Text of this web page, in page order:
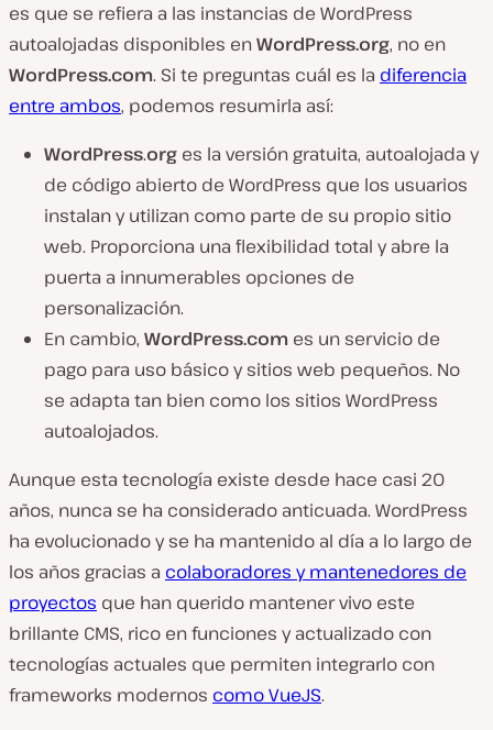
es que se refiera a las instancias de WordPress
autoalojadas disponibles enWordPress.org, no en
WordPress.com. Si te preguntas cuál es la diferencia
entre ambos, podemos resumirla así:
WordPress.org es la versión gratuita, autoalojada y
de código abierto de WordPress que los usuarios
instalan y utilizan como parte de su propio sitio
web. Proporciona una flexibilidad total y abre la
puerta a innumerables opciones de
personalización.
En cambio, WordPress.com es un servicio de
pago para uso básico y sitios web pequeños. No
se adapta tan bien como los sitios WordPress
autoalojados.
Aunque esta tecnología existe desde hace casi 20
años, nunca se ha considerado anticuada. WordPress
ha evolucionado y se ha mantenido al día a lo largo de
los años gracias a colaboradores y mantenedores de
proyectos que han querido mantener vivo este
brillante CMS, rico en funciones y actualizado con
tecnologías actuales que permiten integrarlo con
frameworks modernos como VueJS.